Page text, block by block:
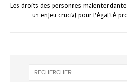
Les droits des personnes
un enjeu crucial pour l’égalité